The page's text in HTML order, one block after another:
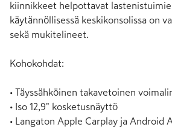
kiinnikkeet helpottavat
käytännöllisessä keskikonsolissa on
sekä mukitelineet.
Kohokohdat:
• Täyssähköinen takavetoinen
• Iso 12,9" kosketusnäyttö
• Langaton Apple Carplay ja Android